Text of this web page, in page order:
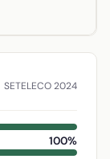
SETELECO 2024
100%